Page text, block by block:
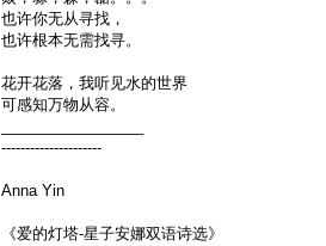
也许你无从寻找，
也许根本无需找寻。
花开花落，我听见水的世界
可感知万物从容。
---------------------
Anna Yin
《爱的灯塔-星子安娜双语诗选》